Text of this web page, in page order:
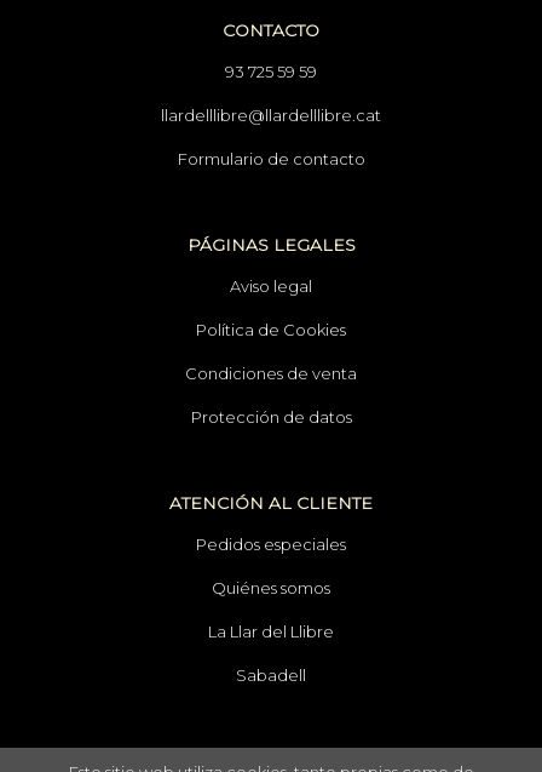
CONTACTO
93 725 59 59
llardelllibre@llardelllibre.cat
Formulario de contacto
PÁGINAS LEGALES
Aviso legal
Política de Cookies
Condiciones de venta
Protección de datos
ATENCIÓN AL CLIENTE
Pedidos especiales
Quiénes somos
La Llar del Llibre
Sabadell